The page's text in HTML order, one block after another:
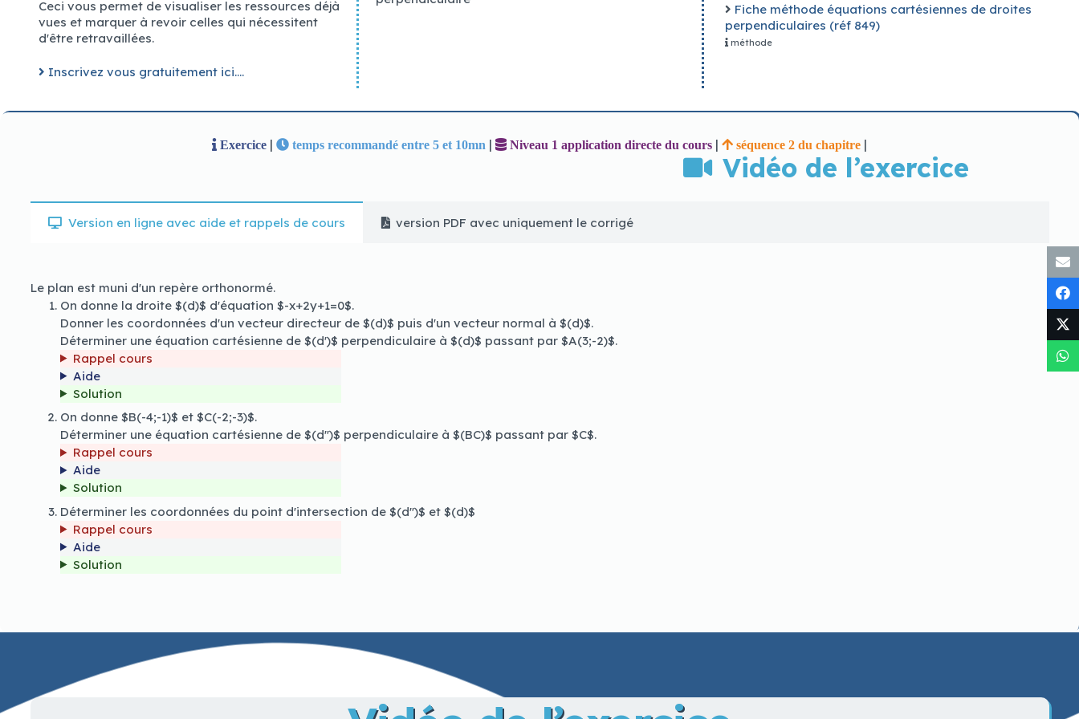
Gagnant Casino 2026 Démarrez Ici
De plus, il y a un multiplicateur x3 appliqué aux gains.
De nombreux développeurs, comme Red Tiger, accordent une licence à ce moteur et l'utilisent pour produire des machines à sous similaires.
Ceci vous permet de visualiser les ressources déjà
vues et marquer à revoir celles qui nécessitent
d'être retravaillées.
Inscrivez vous gratuitement ici....
Fiche méthode équations cartésiennes de droites
perpendiculaires (réf 849)
méthode
Exercice | temps recommandé entre 5 et 10mn | Niveau 1 application directe du cours | séquence 2 du chapitre |
Vidéo de l’exercice
Version en ligne avec aide et rappels de cours version PDF avec uniquement le corrigé
Le plan est muni d'un repère orthonormé.
On donne la droite $(d)$ d'équation $-x+2y+1=0$.
Donner les coordonnées d'un vecteur directeur de $(d)$ puis d'un vecteur normal à $(d)$.
Déterminer une équation cartésienne de $(d')$ perpendiculaire à $(d)$ passant par $A(3;-2)$.
Rappel cours
Aide
Solution
On donne $B(-4;-1)$ et $C(-2;-3)$.
Déterminer une équation cartésienne de $(d'')$ perpendiculaire à $(BC)$ passant par $C$.
Rappel cours
Aide
Solution
Déterminer les coordonnées du point d'intersection de $(d'')$ et $(d)$
Rappel cours
Aide
Solution